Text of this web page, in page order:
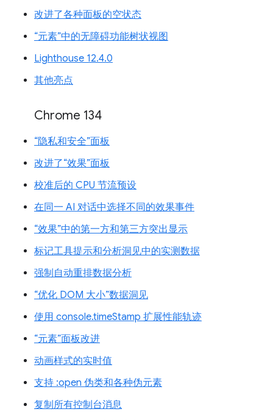
改进了各种面板的空状态
“元素”中的无障碍功能树状视图
Lighthouse 12.4.0
其他亮点
Chrome 134
“隐私和安全”面板
改进了“效果”面板
校准后的 CPU 节流预设
在同一 AI 对话中选择不同的效果事件
“效果”中的第一方和第三方突出显示
标记工具提示和分析洞见中的实测数据
强制自动重排数据分析
“优化 DOM 大小”数据洞见
使用 console.timeStamp 扩展性能轨迹
“元素”面板改进
动画样式的实时值
支持 :open 伪类和各种伪元素
复制所有控制台消息